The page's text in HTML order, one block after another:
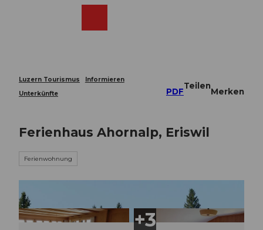
Luzern Tourismus
Informieren
Unterkünfte
PDF
Teilen
Merken
Ferienhaus Ahornalp, Eriswil
Ferienwohnung